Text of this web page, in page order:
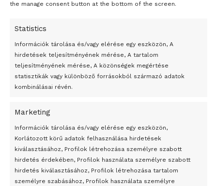
the manage consent button at the bottom of the screen.
Statistics
Információk tárolása és/vagy elérése egy eszközön, A
hirdetések teljesítményének mérése, A tartalom
teljesítményének mérése, A közönségek megértése
statisztikák vagy különböző forrásokból származó adatok
kombinálásai révén.
Marketing
Információk tárolása és/vagy elérése egy eszközön,
Korlátozott körű adatok felhasználása hirdetések
kiválasztásához, Profilok létrehozása személyre szabott
hirdetés érdekében, Profilok használata személyre szabott
hirdetés kiválasztásához, Profilok létrehozása tartalom
személyre szabásához, Profilok használata személyre
Átmenetileg szünetelnek az összecsapások Bahmutnál
Egy vagyonért adták el Banksy művét miután elégették.
Az 1950-ben elhunyt alkotók művei szabadon